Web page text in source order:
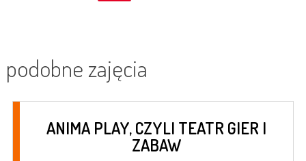
podobne zajęcia
ANIMA PLAY, CZYLI TEATR GIER I
ZABAW